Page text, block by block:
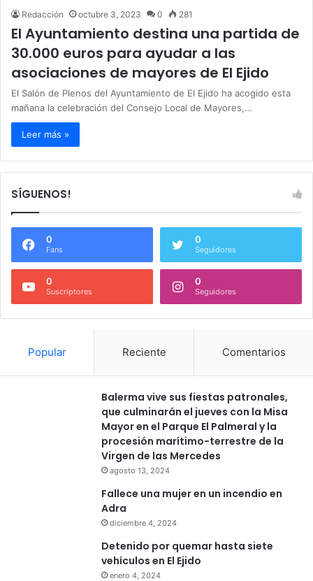
Redacción octubre 3, 2023 0 281
El Ayuntamiento destina una partida de
30.000 euros para ayudar a las
asociaciones de mayores de El Ejido
El Salón de Plenos del Ayuntamiento de El Ejido ha acogido esta
mañana la celebración del Consejo Local de Mayores,…
Leer más »
SÍGUENOS!
0
Fans
0
Seguidores
0
Suscriptores
0
Seguidores
Popular Reciente Comentarios
Balerma vive sus fiestas patronales,
que culminarán el jueves con la Misa
Mayor en el Parque El Palmeral y la
procesión marítimo-terrestre de la
Virgen de las Mercedes
agosto 13, 2024
Fallece una mujer en un incendio en
Adra
diciembre 4, 2024
Detenido por quemar hasta siete
vehículos en El Ejido
enero 4, 2024